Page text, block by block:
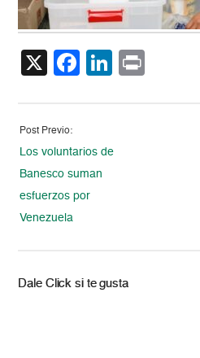
X Facebook
LinkedIn
Post Previo:
Los voluntarios de
Banesco suman
esfuerzos por
Venezuela
Dale Click si te gusta